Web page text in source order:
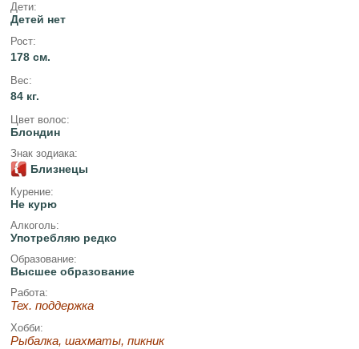
Дети:
Детей нет
Рост:
178 см.
Вес:
84 кг.
Цвет волос:
Блондин
Знак зодиака:
Близнецы
Курение:
Не курю
Алкоголь:
Употребляю редко
Образование:
Высшее образование
Работа:
Тех. поддержка
Хобби:
Рыбалка, шахматы, пикник